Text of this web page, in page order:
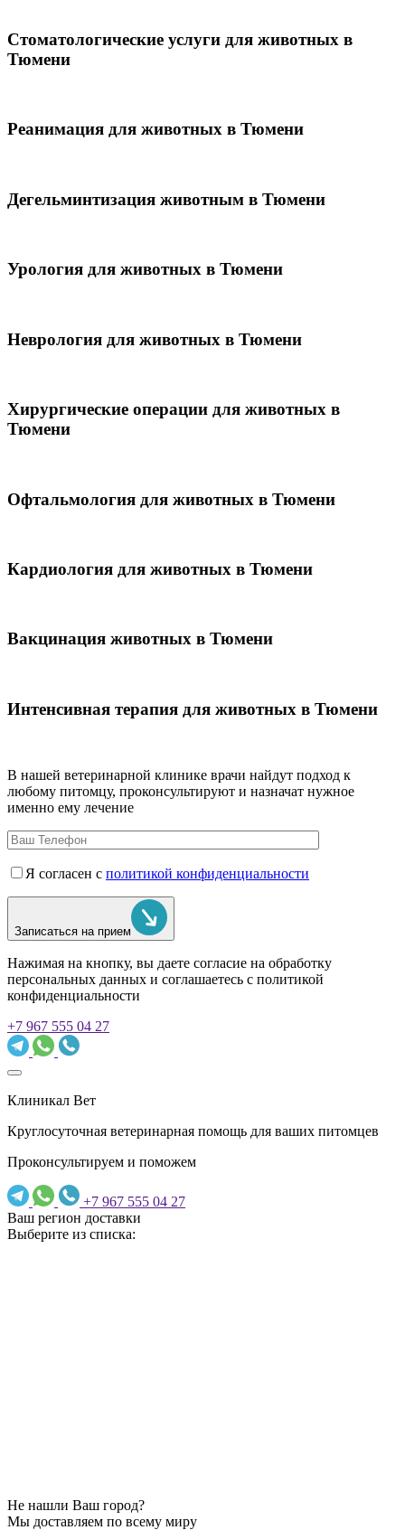
Стоматологические услуги для животных в
Тюмени
Реанимация для животных в Тюмени
Дегельминтизация животным в Тюмени
Урология для животных в Тюмени
Неврология для животных в Тюмени
Хирургические операции для животных в
Тюмени
Офтальмология для животных в Тюмени
Кардиология для животных в Тюмени
Вакцинация животных в Тюмени
Интенсивная терапия для животных в Тюмени
В нашей ветеринарной клинике врачи найдут подход к
любому питомцу, проконсультируют и назначат нужное
именно ему лечение
Я согласен с политикой конфиденциальности
Записаться на прием
Нажимая на кнопку, вы даете согласие на обработку
персональных данных и соглашаетесь c политикой
конфиденциальности
+7 967 555 04 27
Клиникал Вет
Круглосуточная ветеринарная помощь для ваших питомцев
Проконсультируем и поможем
+7 967 555 04 27
Ваш регион доставки
Выберите из списка:
Не нашли Ваш город?
Мы доставляем по всему миру